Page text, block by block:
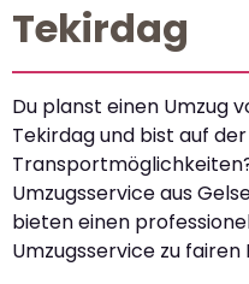
Tekirdag
Du planst einen Umzug
Tekirdag und bist auf
Umzugsservice aus
bieten einen
Umzugsservice zu fairen